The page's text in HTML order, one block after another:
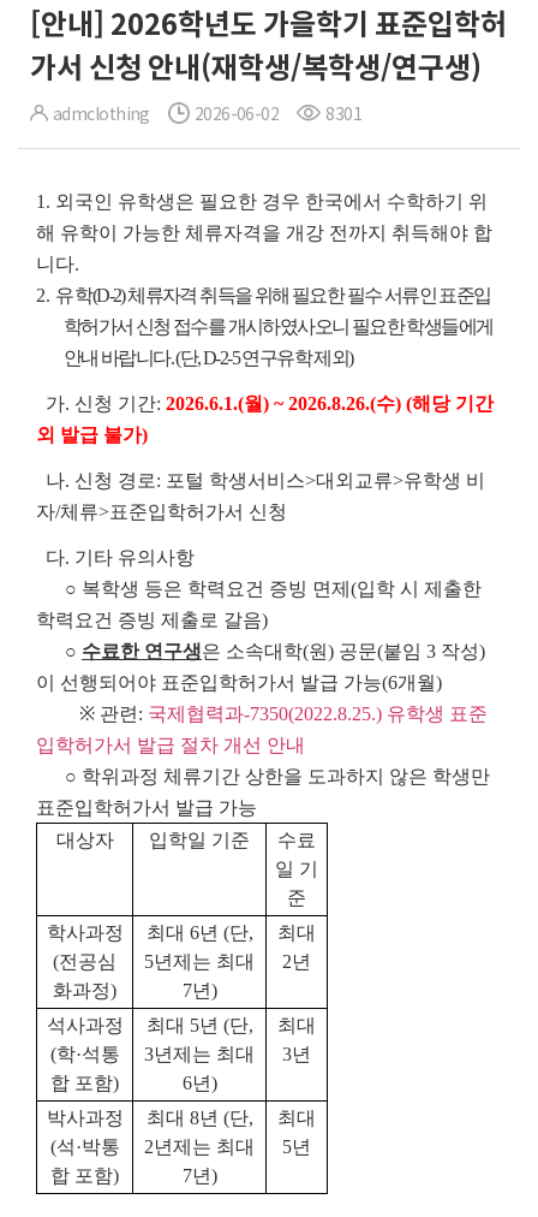
[안내] 2026학년도 가을학기 표준입학허
가서 신청 안내(재학생/복학생/연구생)
admclothing 2026-06-02 8301
1. 외국인 유학생은 필요한 경우 한국에서 수학하기 위
해 유학이 가능한 체류자격을 개강 전까지 취득해야 합
니다.
2. 유학(D-2) 체류자격 취득을 위해 필요한 필수 서류인 표준입
학허가서 신청 접수를 개시하였사오니 필요한 학생들에게
안내 바랍니다. (단, D-2-5 연구유학 제외)
가. 신청 기간: 2026.6.1.(월) ~ 2026.8.26.(수) (해당 기간
외 발급 불가)
나. 신청 경로: 포털 학생서비스>대외교류>유학생 비
자/체류>표준입학허가서 신청
다. 기타 유의사항
○ 복학생 등은 학력요건 증빙 면제(입학 시 제출한
학력요건 증빙 제출로 갈음)
○ 수료한 연구생은 소속대학(원) 공문(붙임 3 작성)
이 선행되어야 표준입학허가서 발급 가능(6개월)
※ 관련: 국제협력과-7350(2022.8.25.) 유학생 표준
입학허가서 발급 절차 개선 안내
○ 학위과정 체류기간 상한을 도과하지 않은 학생만
표준입학허가서 발급 가능
대상자
입학일 기준
수료
일 기
준
학사과정
(전공심
화과정)
최대 6년 (단,
5년제는 최대
7년)
최대
2년
석사과정
(학·석통
합 포함)
최대 5년 (단,
3년제는 최대
6년)
최대
3년
박사과정
(석·박통
합 포함)
최대 8년 (단,
2년제는 최대
7년)
최대
5년